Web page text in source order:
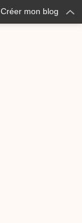
Créer mon blog